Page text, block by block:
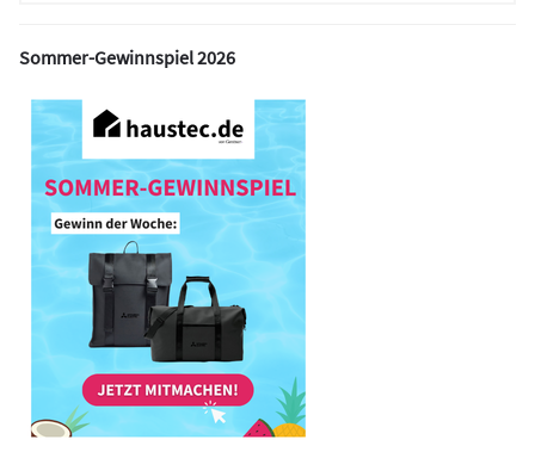
Sommer-Gewinnspiel 2026